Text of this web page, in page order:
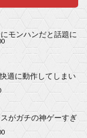
モンハンだと話題に
適に動作してしまい
がガチの神ゲーすぎ